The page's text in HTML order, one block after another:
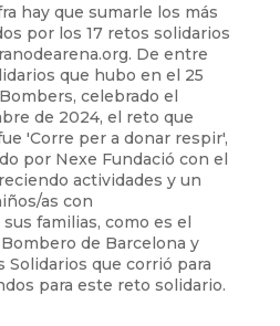
hay que sumarle los más
por los 17 retos solidarios
De entre
que hubo en el 25
celebrado el
de 2024, el reto que
'Corre per a donar respir',
por Nexe Fundació con el
actividades y un
as con
familias, como es el
de Barcelona y
Solidarios que corrió para
para este reto solidario.